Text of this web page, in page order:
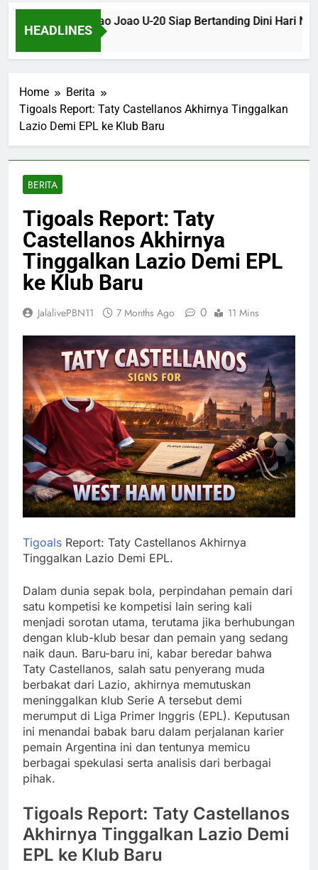
HEADLINES
SP U-20 dan Sao Joao U-20 Siap Bertanding Dini Hari
Home
Berita
Tigoals Report: Taty Castellanos Akhirnya Tinggalkan
Lazio Demi EPL ke Klub Baru
BERITA
Tigoals Report: Taty
Castellanos Akhirnya
Tinggalkan Lazio Demi EPL
ke Klub Baru
JalalivePBN11 7 Months Ago 0 11 Mins
Tigoals Report: Taty Castellanos Akhirnya
Tinggalkan Lazio Demi EPL.
Dalam dunia sepak bola, perpindahan pemain dari
satu kompetisi ke kompetisi lain sering kali
menjadi sorotan utama, terutama jika berhubungan
dengan klub-klub besar dan pemain yang sedang
naik daun. Baru-baru ini, kabar beredar bahwa
Taty Castellanos, salah satu penyerang muda
berbakat dari Lazio, akhirnya memutuskan
meninggalkan klub Serie A tersebut demi
merumput di Liga Primer Inggris (EPL). Keputusan
ini menandai babak baru dalam perjalanan karier
pemain Argentina ini dan tentunya memicu
berbagai spekulasi serta analisis dari berbagai
pihak.
Tigoals Report: Taty Castellanos
Akhirnya Tinggalkan Lazio Demi
EPL ke Klub Baru